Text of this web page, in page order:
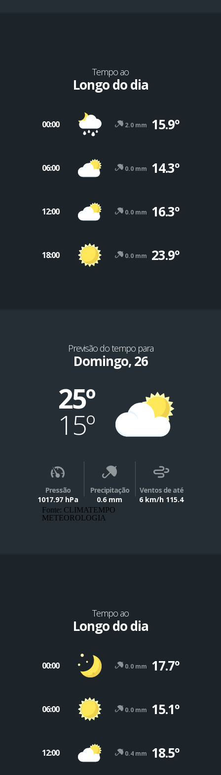
Tempo ao
Longo do dia
00:00 2.0 mm 15.9º
06:00 0.0 mm 14.3º
12:00 0.0 mm 16.3º
18:00 0.0 mm 23.9º
Previsão do tempo para
Domingo, 26
25º
15º
Pressão
1017.97 hPa
Precipitação
0.6 mm
Ventos de até
6 km/h 115.4
Fonte: CLIMATEMPO
METEOROLOGIA
Tempo ao
Longo do dia
00:00 0.0 mm 17.7º
06:00 0.0 mm 15.1º
12:00 0.4 mm 18.5º